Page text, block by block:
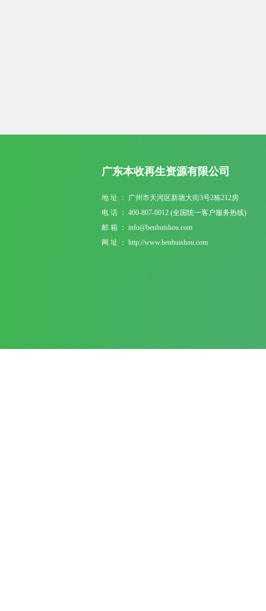
广东本收再生资源有限公司
地 址 ： 广州市天河区新塘大街3号2栋212房
电 话 ： 400-807-0012 (全国统一客户服务热线)
邮 箱 ： info@benhuishou.com
网 址 ： http://www.benhuishou.com